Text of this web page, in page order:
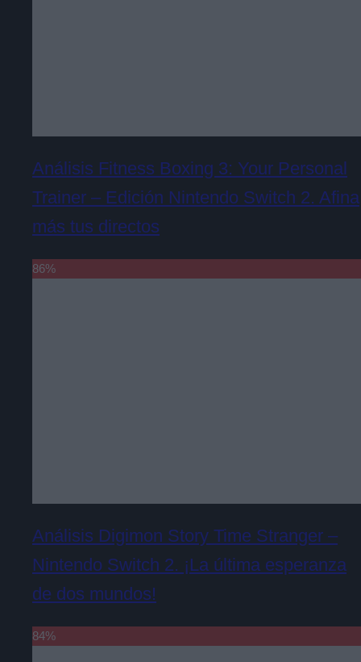
Análisis Fitness Boxing 3: Your Personal
Trainer – Edición Nintendo Switch 2. Afina
más tus directos
86%
Análisis Digimon Story Time Stranger –
Nintendo Switch 2. ¡La última esperanza
de dos mundos!
84%